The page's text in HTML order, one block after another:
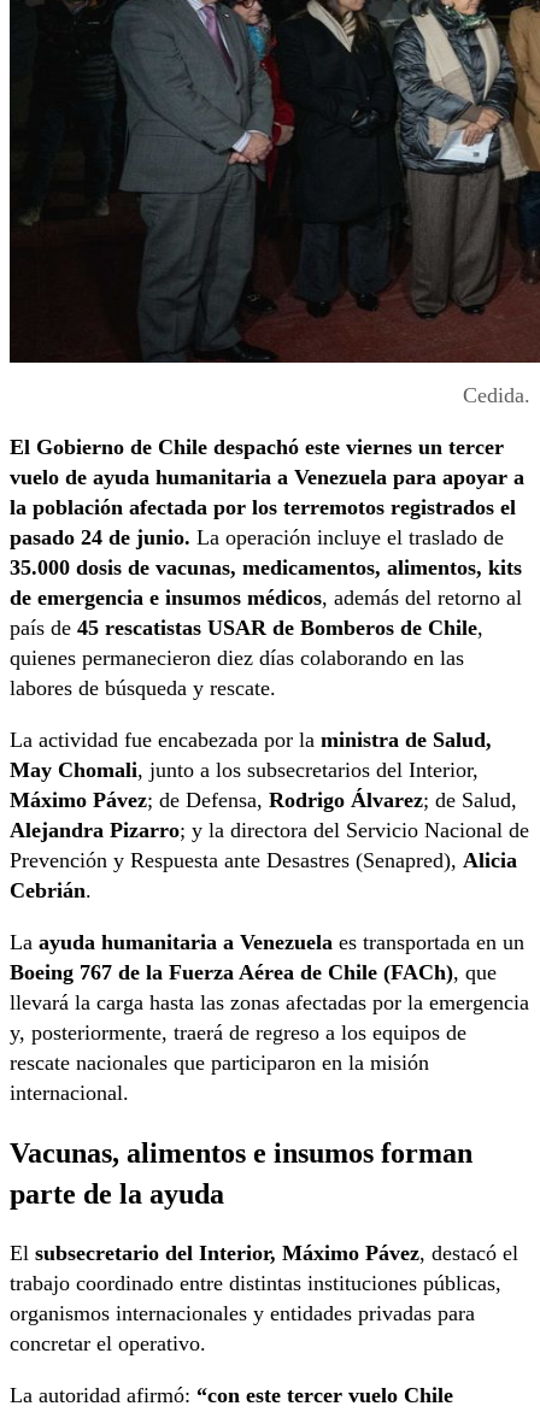
Cedida.
El Gobierno de Chile despachó este viernes un tercer
vuelo de ayuda humanitaria a Venezuela para apoyar a
la población afectada por los terremotos registrados el
pasado 24 de junio. La operación incluye el traslado de
35.000 dosis de vacunas, medicamentos, alimentos, kits
de emergencia e insumos médicos, además del retorno al
país de 45 rescatistas USAR de Bomberos de Chile,
quienes permanecieron diez días colaborando en las
labores de búsqueda y rescate.
La actividad fue encabezada por la ministra de Salud,
May Chomali, junto a los subsecretarios del Interior,
Máximo Pávez; de Defensa, Rodrigo Álvarez; de Salud,
Alejandra Pizarro; y la directora del Servicio Nacional de
Prevención y Respuesta ante Desastres (Senapred), Alicia
Cebrián.
La ayuda humanitaria a Venezuela es transportada en un
Boeing 767 de la Fuerza Aérea de Chile (FACh), que
llevará la carga hasta las zonas afectadas por la emergencia
y, posteriormente, traerá de regreso a los equipos de
rescate nacionales que participaron en la misión
internacional.
Vacunas, alimentos e insumos forman
parte de la ayuda
El subsecretario del Interior, Máximo Pávez, destacó el
trabajo coordinado entre distintas instituciones públicas,
organismos internacionales y entidades privadas para
concretar el operativo.
La autoridad afirmó: “con este tercer vuelo Chile